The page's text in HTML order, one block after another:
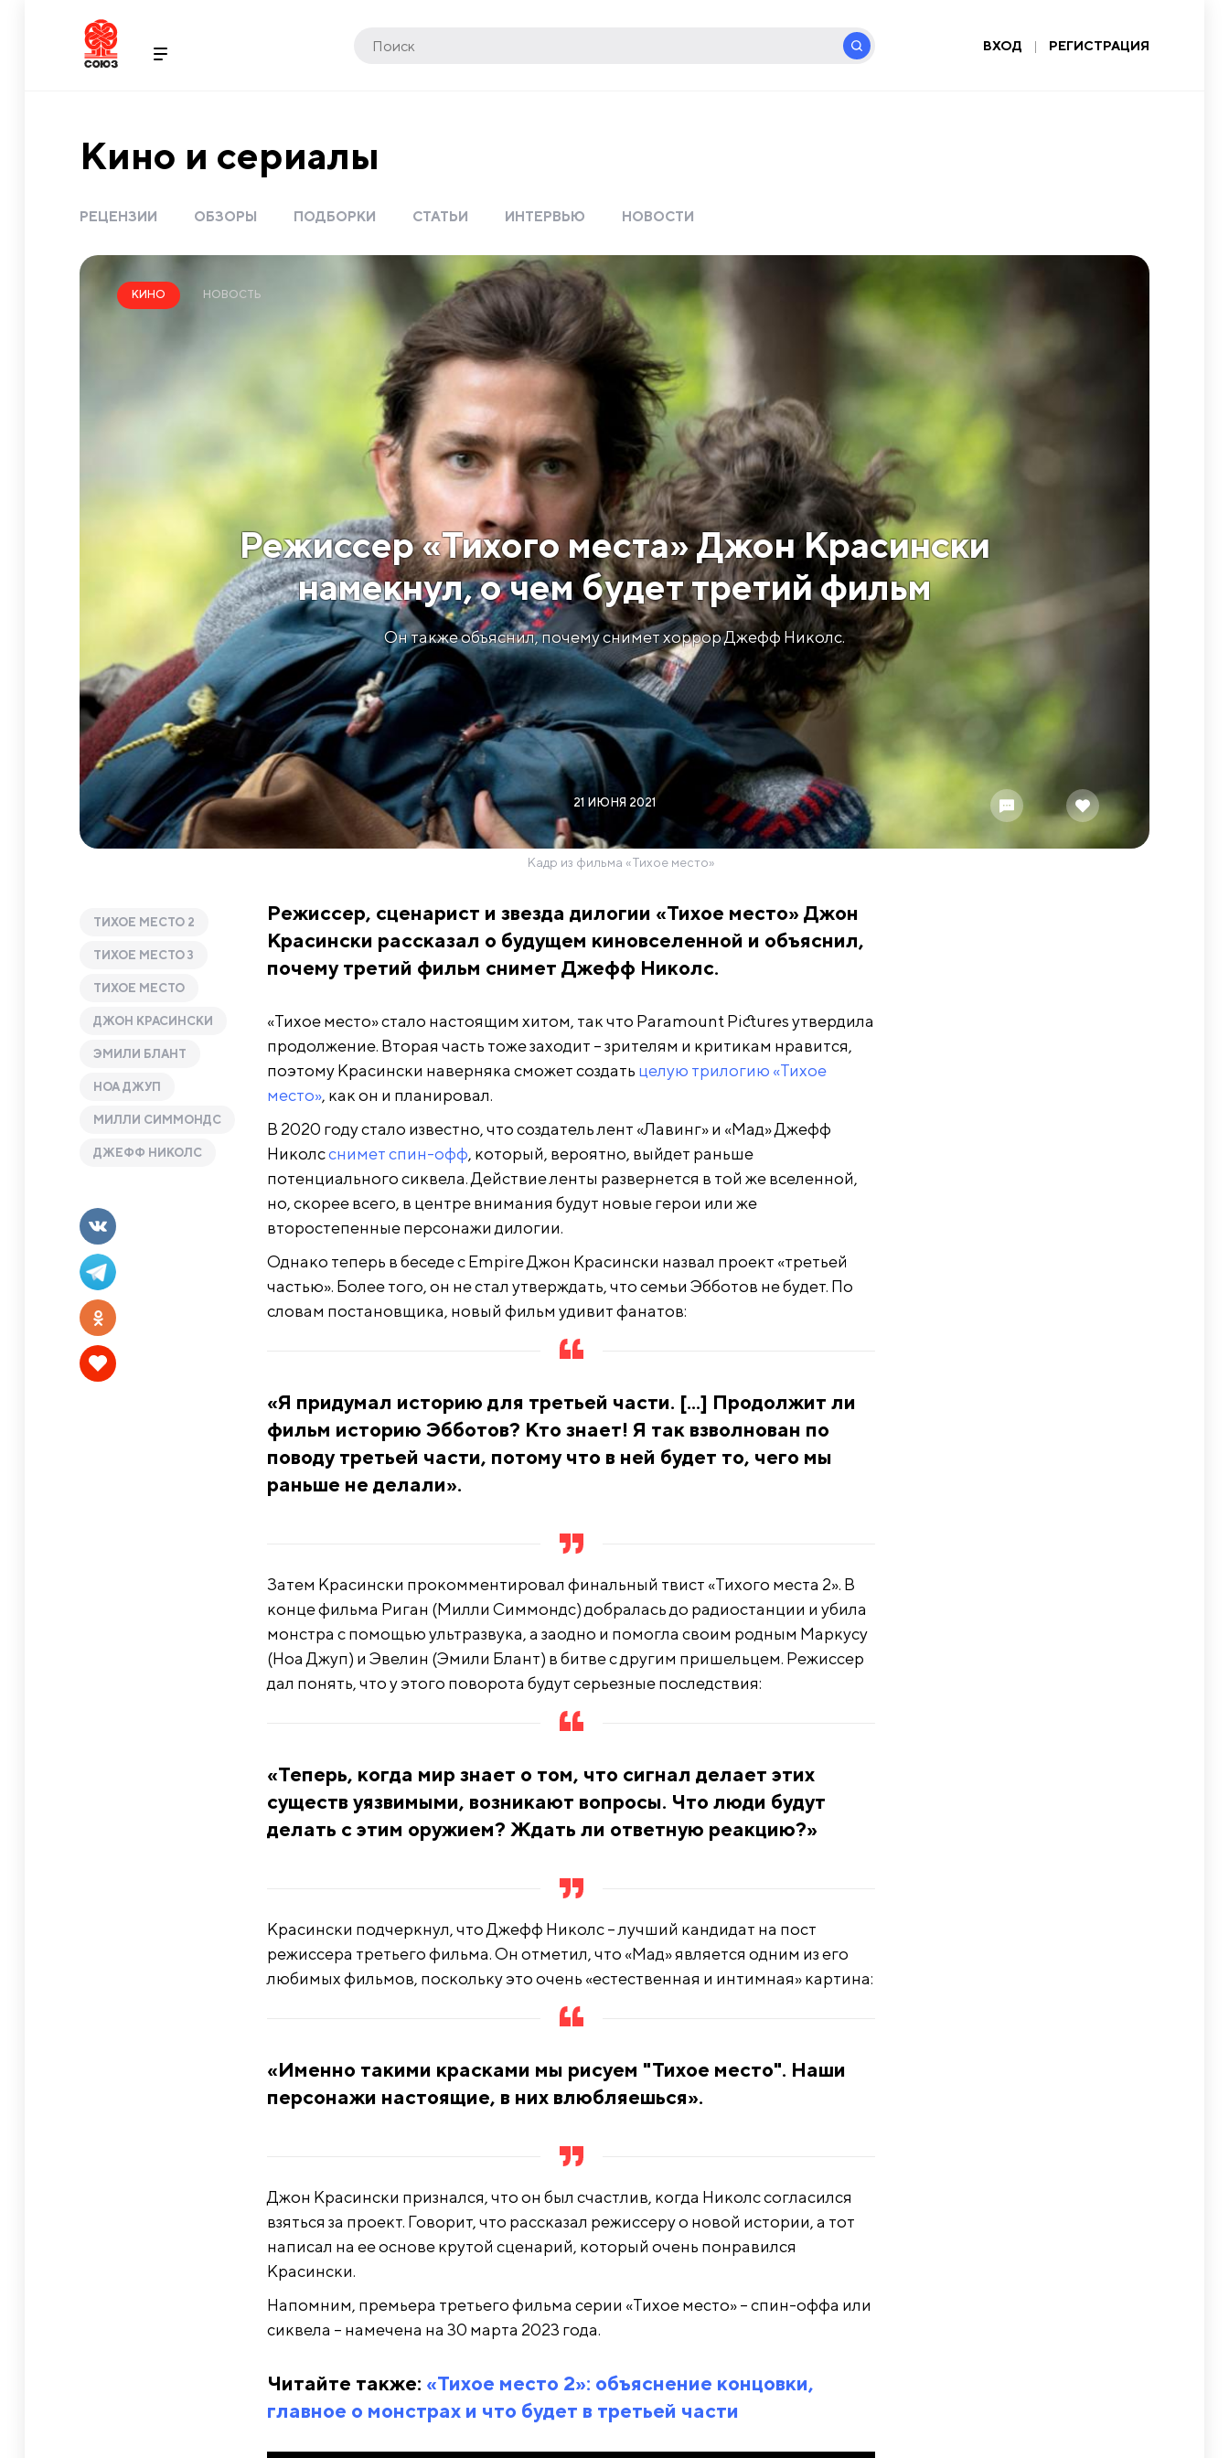
ВХОД | РЕГИСТРАЦИЯ
Кино и сериалы
РЕЦЕНЗИИ ОБЗОРЫ ПОДБОРКИ СТАТЬИ ИНТЕРВЬЮ НОВОСТИ
Режиссер «Тихого места» Джон Красински
намекнул, о чем будет третий фильм
Он также объяснил, почему снимет хоррор Джефф Николс.
КИНО НОВОСТЬ
21 ИЮНЯ 2021
Кадр из фильма «Тихое место»
ТИХОЕ МЕСТО 2
ТИХОЕ МЕСТО 3
ТИХОЕ МЕСТО
ДЖОН КРАСИНСКИ
ЭМИЛИ БЛАНТ
НОА ДЖУП
МИЛЛИ СИММОНДС
ДЖЕФФ НИКОЛС
Режиссер, сценарист и звезда дилогии «Тихое место» Джон
Красински рассказал о будущем киновселенной и объяснил,
почему третий фильм снимет Джефф Николс.
«Тихое место» стало настоящим хитом, так что Paramount Pictures утвердила
продолжение. Вторая часть тоже заходит – зрителям и критикам нравится,
поэтому Красински наверняка сможет создать целую трилогию «Тихое
место», как он и планировал.
В 2020 году стало известно, что создатель лент «Лавинг» и «Мад» Джефф
Николсснимет спин-офф, который, вероятно, выйдет раньше
потенциального сиквела. Действие ленты развернется в той же вселенной,
но, скорее всего, в центре внимания будут новые герои или же
второстепенные персонажи дилогии.
Однако теперь в беседе с Empire Джон Красински назвал проект «третьей
частью». Более того, он не стал утверждать, что семьи Эбботов не будет. По
словам постановщика, новый фильм удивит фанатов:
«Я придумал историю для третьей части. [...] Продолжит ли
фильм историю Эбботов? Кто знает! Я так взволнован по
поводу третьей части, потому что в ней будет то, чего мы
раньше не делали».
Затем Красински прокомментировал финальный твист «Тихого места 2». В
конце фильма Риган (Милли Симмондс) добралась до радиостанции и убила
монстра с помощью ультразвука, а заодно и помогла своим родным Маркусу
(Ноа Джуп) и Эвелин (Эмили Блант) в битве с другим пришельцем. Режиссер
дал понять, что у этого поворота будут серьезные последствия:
«Теперь, когда мир знает о том, что сигнал делает этих
существ уязвимыми, возникают вопросы. Что люди будут
делать с этим оружием? Ждать ли ответную реакцию?»
Красински подчеркнул, что Джефф Николс – лучший кандидат на пост
режиссера третьего фильма. Он отметил, что «Мад» является одним из его
любимых фильмов, поскольку это очень «естественная и интимная» картина:
«Именно такими красками мы рисуем "Тихое место". Наши
персонажи настоящие, в них влюбляешься».
Джон Красински признался, что он был счастлив, когда Николс согласился
взяться за проект. Говорит, что рассказал режиссеру о новой истории, а тот
написал на ее основе крутой сценарий, который очень понравился
Красински.
Напомним, премьера третьего фильма серии «Тихое место» – спин-оффа или
сиквела – намечена на 30 марта 2023 года.
Читайте также: «Тихое место 2»: объяснение концовки,
главное о монстрах и что будет в третьей части